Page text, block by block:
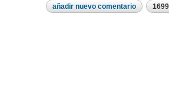
añadir nuevo comentario